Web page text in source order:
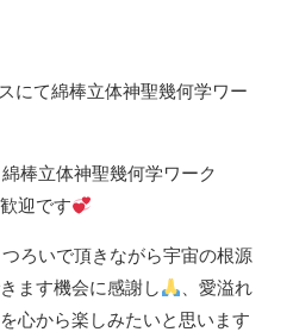
にて綿棒立体神聖幾何学ワー
棒立体神聖幾何学ワーク
迎です
ろいで頂きながら宇宙の根源
ます機会に感謝し
、愛溢れ
心から楽しみたいと思います